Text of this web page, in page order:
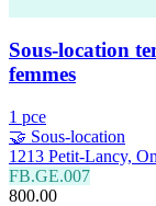
Sous-location
femmes
1 pce
🤝 Sous-location
1213 Petit-Lancy,
FB.GE.007
800.00